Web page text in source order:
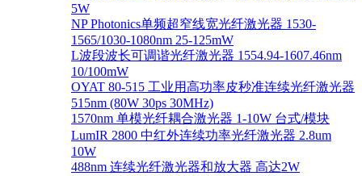
5W
NP Photonics单频超窄线宽光纤激光器 1530-
1565/1030-1080nm 25-125mW
L波段波长可调谐光纤激光器 1554.94-1607.46nm
10/100mW
OYAT 80-515 工业用高功率皮秒准连续光纤激光器
515nm (80W 30ps 30MHz)
1570nm 单模光纤耦合激光器 1-10W 台式/模块
LumIR 2800 中红外连续功率光纤激光器 2.8um
10W
488nm 连续光纤激光器和放大器 高达2W